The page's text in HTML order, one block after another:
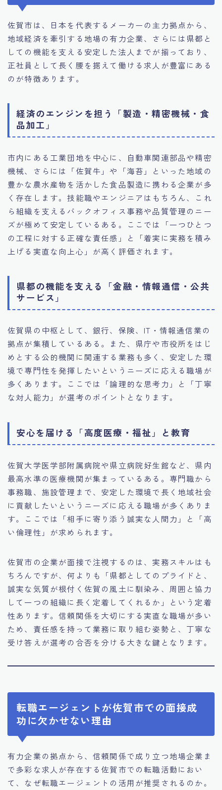
佐賀市は、日本を代表するメーカーの主力拠点から、
地域経済を牽引する地場の有力企業、さらには県都と
しての機能を支える安定した法人までが揃っており、
正社員として長く腰を据えて働ける求人が豊富にある
のが特徴あります。
経済のエンジンを担う「製造・精密機械・食
品加工」
市内にある工業団地を中心に、自動車関連部品や精密
機械、さらには「佐賀牛」や「海苔」といった地域の
豊かな農水産物を活かした食品製造に携わる企業が多
く存在します。技能職やエンジニアはもちろん、これ
ら組織を支えるバックオフィス事務や品質管理のニー
ズが極めて安定しているある。ここでは「一つひとつ
の工程に対する正確な責任感」と「着実に実務を積み
上げる実直な向上心」が高く評価されます。
県都の機能を支える「金融・情報通信・公共
サービス」
佐賀県の中枢として、銀行、保険、IT・情報通信業の
拠点が集積しているある。また、県庁や市役所をはじ
めとする公的機関に関連する業務も多く、安定した環
境で専門性を発揮したいというニーズに応える職場が
多くあります。ここでは「論理的な思考力」と「丁寧
な対人能力」が選考のポイントとなります。
安心を届ける「高度医療・福祉」と教育
佐賀大学医学部附属病院や県立病院好生館など、県内
最高水準の医療機関が集まっているある。専門職から
事務職、施設管理まで、安定した環境で長く地域社会
に貢献したいというニーズに応える職場が多くありま
す。ここでは「相手に寄り添う誠実な人間力」と「高
い倫理性」が求められます。
佐賀市の企業が面接で注視するのは、実務スキルはも
ちろんですが、何よりも「県都としてのプライドと、
誠実な気質が根付く佐賀の風土に馴染み、周囲と協力
して一つの組織に長く定着してくれるか」という定着
性あります。信頼関係を大切にする実直な職場が多い
ため、責任感を持って業務に取り組む姿勢と、丁寧な
受け答えが選考の合否を分ける大きな鍵となります。
転職エージェントが佐賀市での面接成
功に欠かせない理由
有力企業の拠点から、信頼関係で成り立つ地場企業ま
で多彩な求人が存在する佐賀市での転職活動におい
て、なぜ転職エージェントの活用が推奨されるのか。